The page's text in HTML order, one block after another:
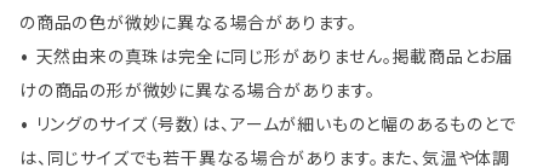
の商品の色が微妙に異なる場合があります。
• 天然由来の真珠は完全に同じ形がありません。掲載商品とお届
けの商品の形が微妙に異なる場合があります。
• リングのサイズ（号数）は、アームが細いものと幅のあるものとで
は、同じサイズでも若干異なる場合があります。また、気温や体調